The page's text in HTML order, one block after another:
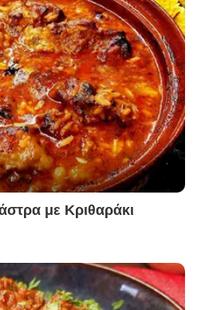
με Κριθαράκι